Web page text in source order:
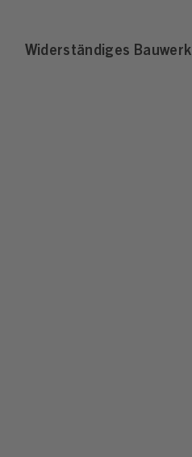
Widerständiges Bauwerk